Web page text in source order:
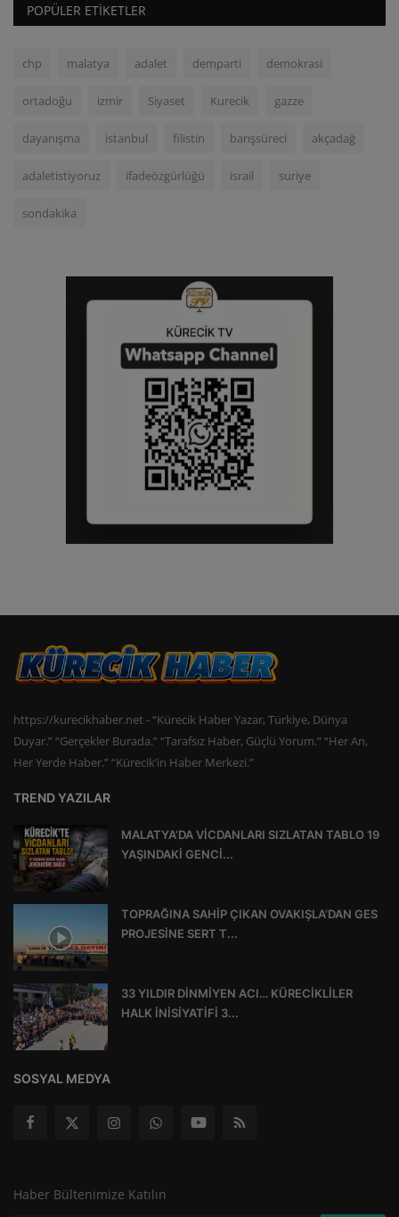
POPÜLER ETIKETLER
chp malatya adalet demparti demokrasi
ortadoğu izmir Siyaset Kurecik gazze
dayanışma istanbul filistin barışsüreci akçadağ
adaletistiyoruz ifadeözgürlüğü israil suriye
sondakika
https://kurecikhaber.net - “Kürecik Haber Yazar, Türkiye, Dünya
Duyar.” “Gerçekler Burada.” “Tarafsız Haber, Güçlü Yorum.” “Her An,
Her Yerde Haber.” “Kürecik’in Haber Merkezi.”
TREND YAZILAR
MALATYA’DA VİCDANLARI SIZLATAN TABLO 19
YAŞINDAKİ GENCİ...
TOPRAĞINA SAHİP ÇIKAN OVAKIŞLA’DAN GES
PROJESİNE SERT T...
33 YILDIR DİNMİYEN ACI… KÜRECİKLİLER
HALK İNİSİYATİFİ 3...
SOSYAL MEDYA
Haber Bültenimize Katılın